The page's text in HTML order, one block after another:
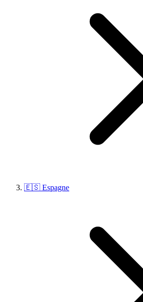
🇪🇸 Espagne